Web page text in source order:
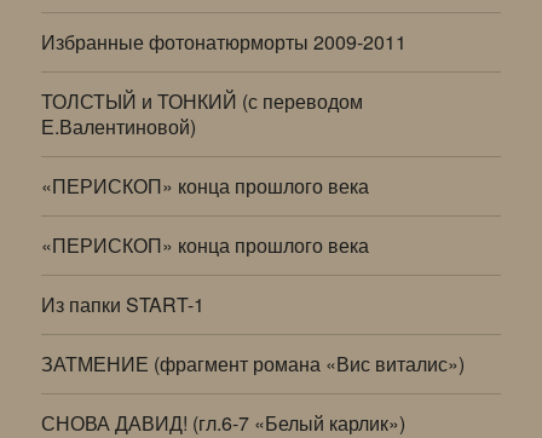
Избранные фотонатюрморты 2009-2011
ТОЛСТЫЙ и ТОНКИЙ (с переводом
Е.Валентиновой)
«ПЕРИСКОП» конца прошлого века
«ПЕРИСКОП» конца прошлого века
Из папки START-1
ЗАТМЕНИЕ (фрагмент романа «Вис виталис»)
СНОВА ДАВИД! (гл.6-7 «Белый карлик»)